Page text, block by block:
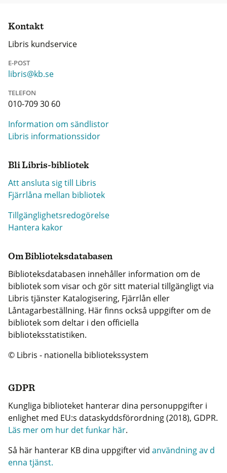
Kontakt
Libris kundservice
E-POST
libris@kb.se
TELEFON
010-709 30 60
Information om sändlistor
Libris informationssidor
Bli Libris-bibliotek
Att ansluta sig till Libris
Fjärrlåna mellan bibliotek
Tillgänglighetsredogörelse
Hantera kakor
Om Biblioteksdatabasen
Biblioteksdatabasen innehåller information om de
bibliotek som visar och gör sitt material tillgängligt via
Libris tjänster Katalogisering, Fjärrlån eller
Låntagarbeställning. Här finns också uppgifter om de
bibliotek som deltar i den officiella
biblioteksstatistiken.
© Libris - nationella bibliotekssystem
GDPR
Kungliga biblioteket hanterar dina personuppgifter i
enlighet med EU:s dataskyddsförordning (2018), GDPR.
Läs mer om hur det funkar här.
Så här hanterar KB dina uppgifter vid användning av d
enna tjänst.